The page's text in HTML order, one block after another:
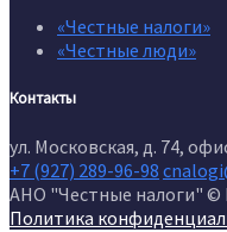
«Честные налоги»
«Честные люди»
Контакты
ул. Московская, д. 74,
+7 (927) 289-96-98
АНО "Честные налоги" ©
Политика